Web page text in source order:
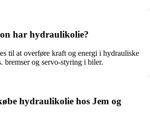
har hydraulikolie?
til at overføre kraft og energi i hydrauliske
bremser og servo-styring i biler.
hydraulikolie hos Jem og